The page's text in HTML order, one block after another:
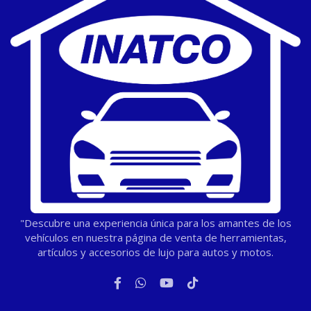
"Descubre una experiencia única para los amantes de los
vehículos en nuestra página de venta de herramientas,
artículos y accesorios de lujo para autos y motos.